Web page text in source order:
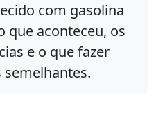
com gasolina
que aconteceu, os
e o que fazer